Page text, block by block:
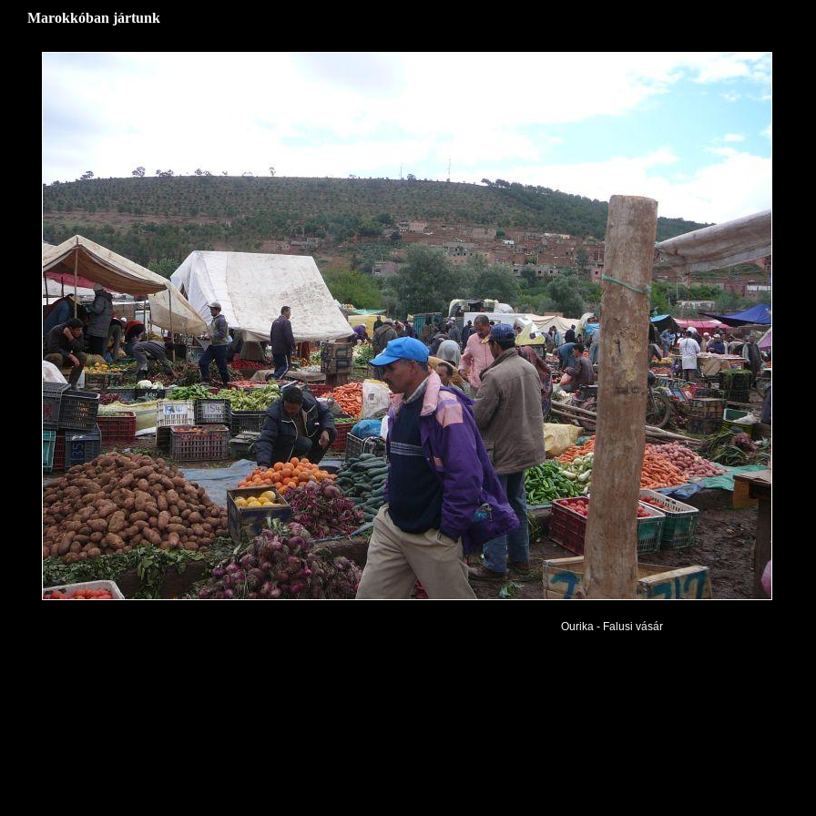
Marokkóban jártunk
Ourika - Falusi vásár